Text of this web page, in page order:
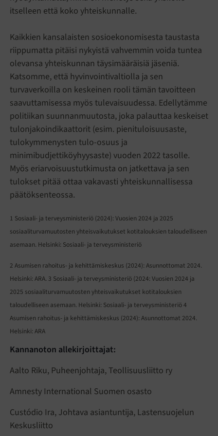
itselleen että koko yhteiskunnalle.
Kaikkien kansalaisten sosioekonomisesta taustasta
riippumatta pitäisi nykyistä vahvemmin voida tuntea
olevansa yhteiskunnan täysimääräisiä jäseniä.
Katsomme, että hyvinvointivaltiolla ja sen
turvaverkoilla on keskeinen rooli tämän tavoitteen
saavuttamisessa myös tulevaisuudessa. Edellytämme
politiikan suunnanmuutosta, joka palauttaa keskeiset
tulonjakoindikaattorit (esim. pienituloisuusaste,
tulokymmenysten tulo-osuus ja
minimibudjettiköyhyysaste) vuoden 2022 tasolle.
Myös eriarvoisuustutkimusta on jatkettava ja sen
tulokset pitää ottaa vakavasti yhteiskunnallisessa
päätöksenteossa.
1 Sosiaali- ja terveysministeriö (2024): Vuosien 2024 ja 2025
sosiaaliturvamuutosten yhteisvaikutukset kotitalouksien taloudelliseen
asemaan. Helsinki: Sosiaali- ja terveysministeriö
2 Asumisen rahoitus- ja kehittämiskeskus (2024): Asunnottomat 2024.
Helsinki: ARA. 3 Sosiaali- ja terveysministeriö (2024: Vuosien 2024 ja
2025 sosiaaliturvamuutosten yhteisvaikutukset kotitalouksien
taloudelliseen asemaan. Helsinki: Sosiaali- ja terveysministeriö 4
Asumisen rahoitus- ja kehittämiskeskus (2024): Asunnottomat 2024.
Helsinki: ARA
Kannanoton allekirjoittajat:
Aalto Riku, Puheenjohtaja, Teollisuusliitto ry
Amnesty International Suomen osasto
Custódio Ira, Johtava asiantuntija, Lastensuojelun
Keskusliitto